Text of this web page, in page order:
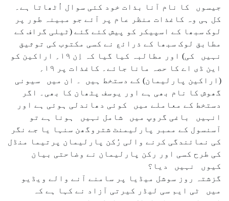
جیسوں کا نام آنا بذات خود کئی سوال اُٹھاتا ہے۔
کل ہی وہ کاغذات منظر عام پر آئے جو مبینہ طور پر
لوک سبھا کے اسپیکر کو پیش کئے گئے (ٹیلی گراف کے
مطابق لوک سبھا کے ذرائع نے کسی مکتوب کی توثیق
نہیں کی) اور مطالبہ کیا گیا کہ اِن ۱۹؍ اراکین کو
(اراکین پارلیمان) کے دستخط ہیں ۔ ان میں سیونی
گھوش کا نام بھی ہے اور یوسف پٹھان کا بھی۔ اگر
دستخط کے معاملے میں کوئی دھاندلی ہوئی ہے اور
انہیں باغی گروپ میں شامل نہیں ہونا ہے تو
آسنسول کے ممبر پارلیمنٹ شتروگھن سنہا یا جے نگر
کی نمائندگی کرنے والی رُکن پارلیمان پرتیما منڈل
کی طرح کسی اور رکن پارلیمان نے وضاحتی بیان
کیوں نہیں دیا؟
گزشتہ روز سوشل میڈیا پر سامنے آنے والے ویڈیو
میں ٹی ایم سی لیڈر کیرتی آزاد نے کہا ہے کہ